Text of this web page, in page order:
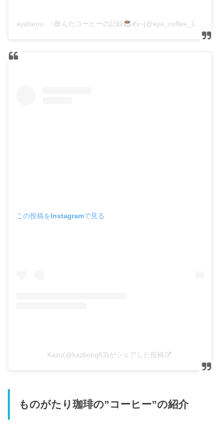
ayatarou ~飲んだコーヒーの記録 ✍~(@aya_coffee_1126)がシェアした投稿
この投稿をInstagramで見る
Kazu(@kazbong63)がシェアした投稿
ものがたり珈琲の”コーヒー”の紹介